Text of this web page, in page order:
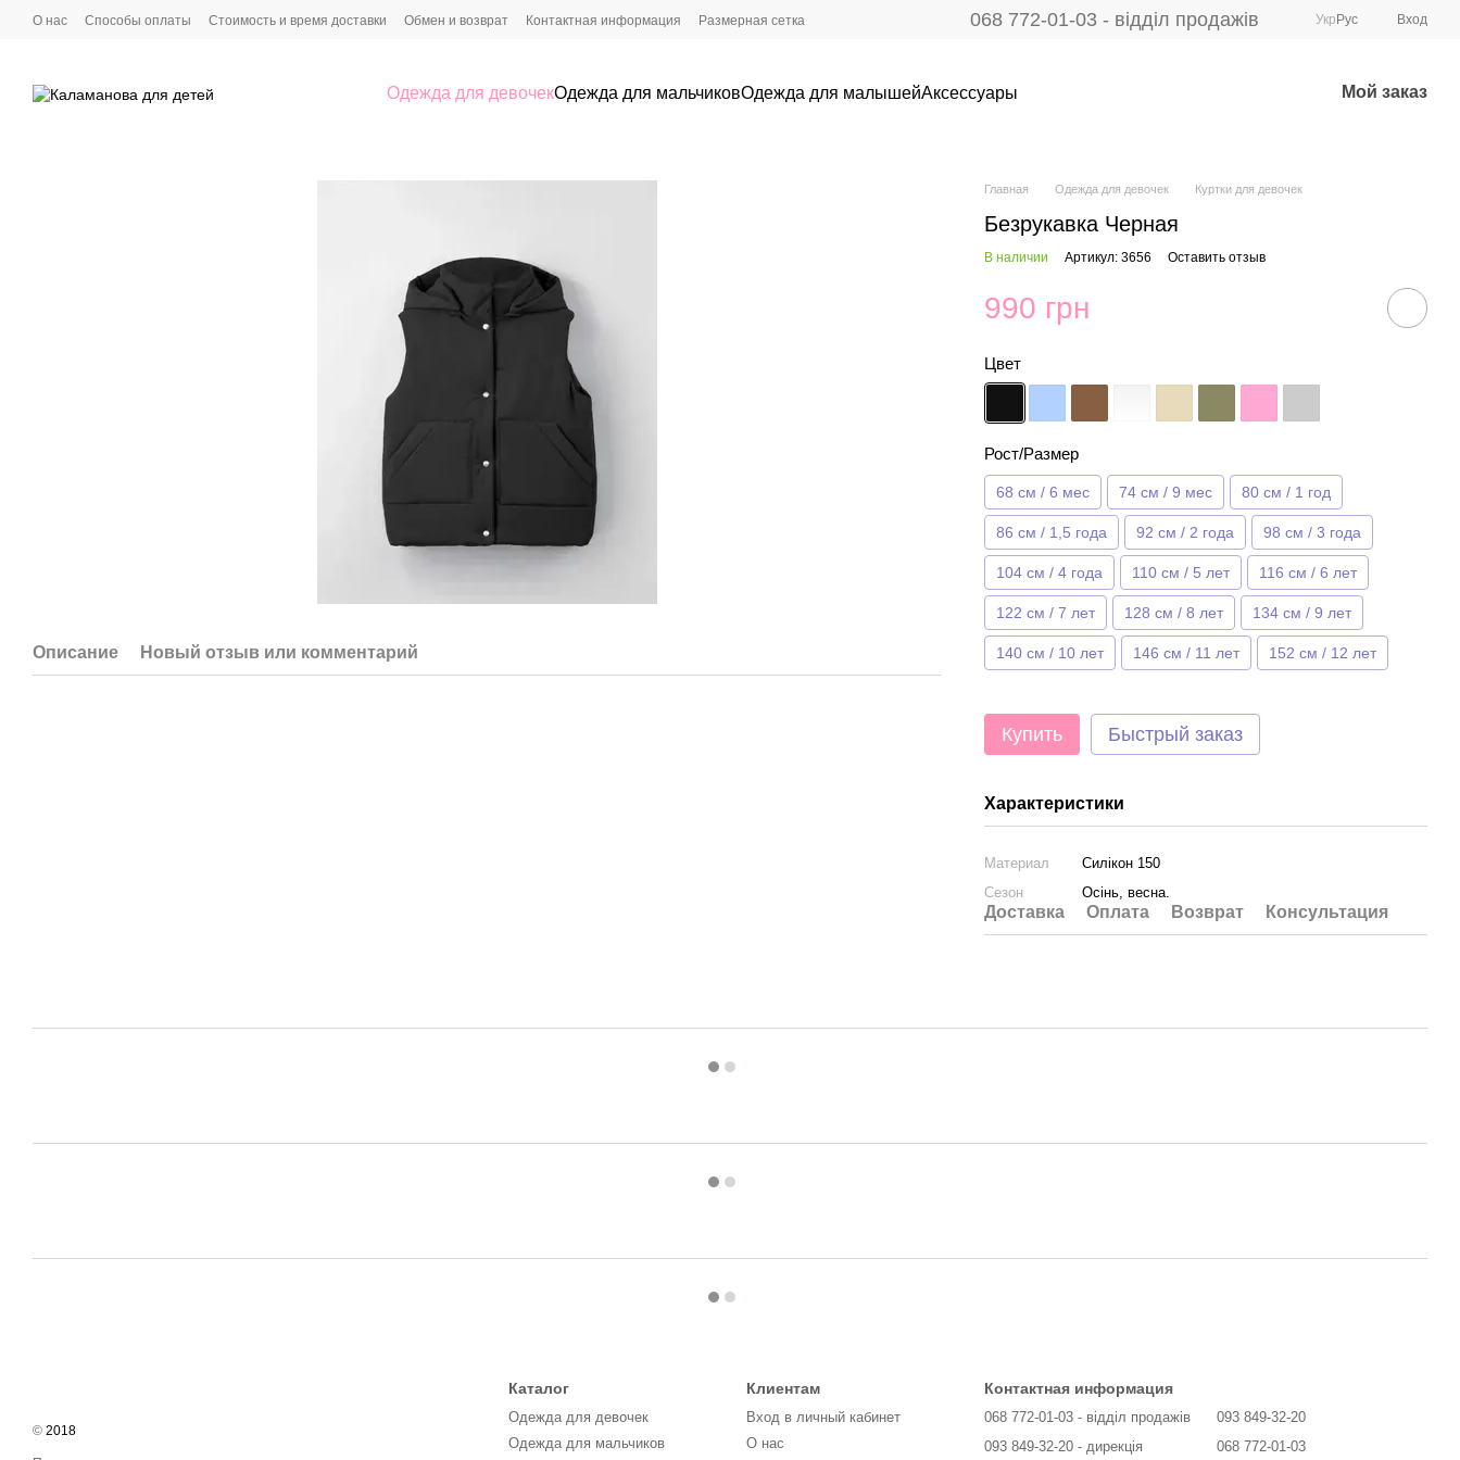
Перейти к основному контенту
О нас Способы оплаты Стоимость и время доставки Обмен и возврат Контактная информация
Размерная сетка
068 772-01-03 - відділ продажів Укр Рус Вход
Одежда для девочекОдежда для мальчиковОдежда для малышейАксессуары Мой заказ
Описание Новый отзыв или комментарий
Главная Одежда для девочек Куртки для девочек
Безрукавка Черная
В наличии Артикул: 3656 Оставить отзыв
990 грн
Цвет
Рост/Размер
68 см / 6 мес 74 см / 9 мес 80 см / 1 год
86 см / 1,5 года 92 см / 2 года 98 см / 3 года
104 см / 4 года 110 см / 5 лет 116 см / 6 лет
122 см / 7 лет 128 см / 8 лет 134 см / 9 лет
140 см / 10 лет 146 см / 11 лет 152 см / 12 лет
Купить Быстрый заказ
Характеристики
Материал
Силікон 150
Сезон
Осінь, весна.
Доставка Оплата Возврат Консультация
© 2018
Каталог
Одежда для девочек
Одежда для мальчиков
Клиентам
Вход в личный кабинет
О нас
Контактная информация
068 772-01-03 - відділ продажів
093 849-32-20 - дирекція
093 849-32-20
068 772-01-03